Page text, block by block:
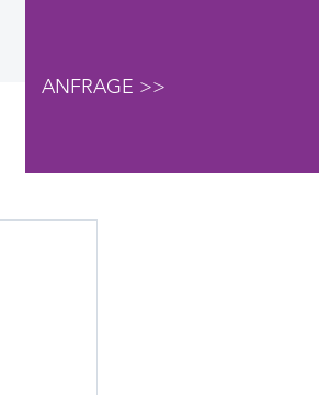
ANFRAGE >>